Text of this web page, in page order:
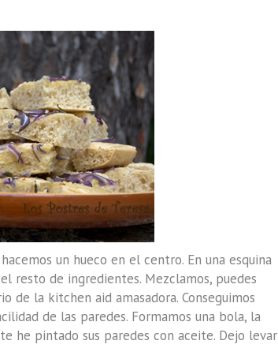
un hueco en el centro. En una esquina
resto de ingredientes. Mezclamos, puedes
de la kitchen aid amasadora. Conseguimos
de las paredes. Formamos una bola, la
he pintado sus paredes con aceite. Dejo levar